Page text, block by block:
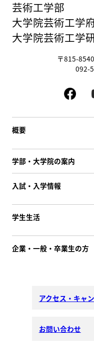
芸術工学部
大学院芸術工学
大学院芸術工学
〒815-
092-
概要
学部・大学院の案内
入試・入学情報
学生生活
企業・一般・卒業生の方
アクセス・キャ
お問い合わせ